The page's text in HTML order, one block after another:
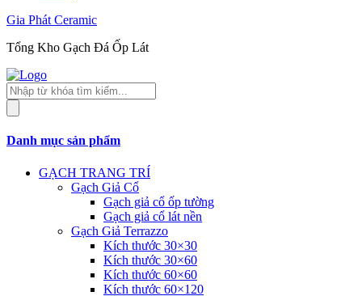
Gia Phát Ceramic
Tổng Kho Gạch Đá Ốp Lát
Tìm
kiếm
sản
Danh mục sản phẩm
GẠCH TRANG TRÍ
Gạch Giả Cổ
Gạch giả cổ ốp tường
Gạch giả cổ lát nền
Gạch Giả Terrazzo
Kích thước 30×30
Kích thước 30×60
Kích thước 60×60
Kích thước 60×120